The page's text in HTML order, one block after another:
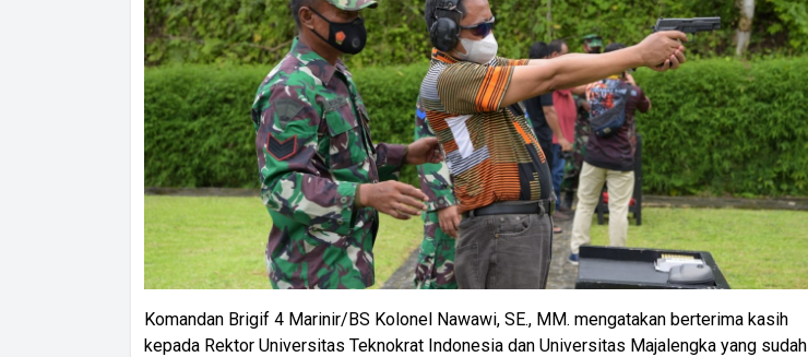
Komandan Brigif 4 Marinir/BS Kolonel Nawawi, SE., MM. mengatakan berterima kasih
kepada Rektor Universitas Teknokrat Indonesia dan Universitas Majalengka yang sudah